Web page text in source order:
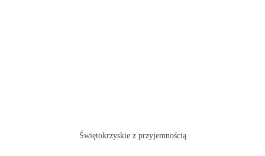
Świętokrzyskie z przyjemnością